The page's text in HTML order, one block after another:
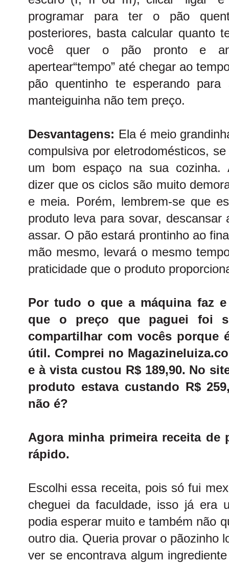
programar para ter o pão
posteriores, basta calcular quanto
você quer o pão pronto e
apertear“tempo” até chegar ao
pão quentinho te esperando
manteiguinha não tem preço.
Desvantagens: Ela é meio
compulsiva por eletrodomésticos,
um bom espaço na sua cozinha.
dizer que os ciclos são muito
e meia. Porém, lembrem-se que
produto leva para sovar,
assar. O pão estará prontinho ao
mão mesmo, levará o mesmo
praticidade que o produto
Por tudo o que a máquina faz
que o preço que paguei foi
compartilhar com vocês porque
útil. Comprei no
e à vista custou R$ 189,90. No
produto estava custando R$
não é?
Agora minha primeira receita de
rápido.
Escolhi essa receita, pois só fui
cheguei da faculdade, isso já era
podia esperar muito e também não
outro dia. Queria provar o pãozinho
ver se encontrava algum